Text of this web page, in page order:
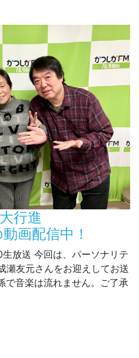
行進
画配信中！
放送 今回は、パーソナリテ
瀬友元さんをお迎えしてお送
で音楽は流れません。ご了承